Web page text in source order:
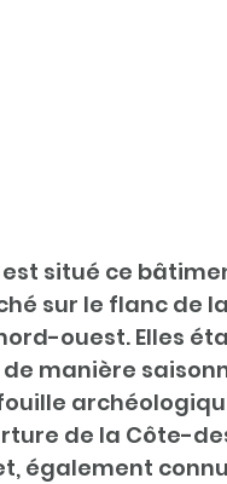
est situé ce
sur le flanc de
ouest. Elles
manière
de la Côte-
également